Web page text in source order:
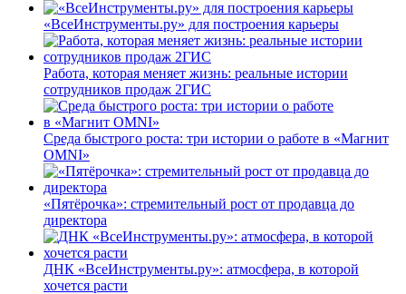
«ВсеИнструменты.ру» для построения карьеры
Работа, которая меняет жизнь: реальные истории
сотрудников продаж 2ГИС
Среда быстрого роста: три истории о работе в «Магнит
OMNI»
«Пятёрочка»: стремительный рост от продавца до
директора
ДНК «ВсеИнструменты.ру»: атмосфера, в которой
хочется расти